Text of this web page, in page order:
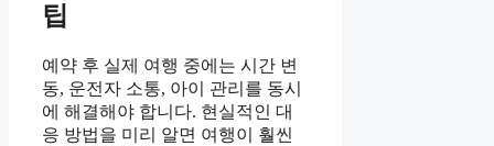
팁
예약 후 실제 여행 중에는 시간 변
동, 운전자 소통, 아이 관리를 동시
에 해결해야 합니다. 현실적인 대
응 방법을 미리 알면 여행이 훨씬